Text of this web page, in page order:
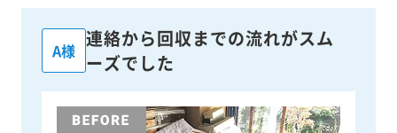
A様
連絡から回収までの流れがスム
ーズでした